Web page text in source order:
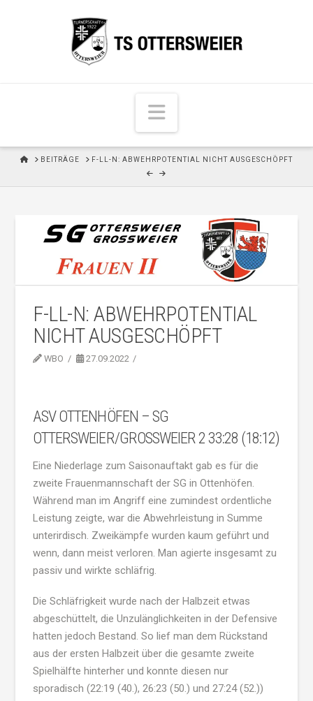
N
a
v
i
g
t
i
n
E
BEITRÄGE F-LL-N: ABWEHRPOTENTIAL NICHT AUSGESCHÖPFT
F-LL-N: ABWEHRPOTENTIAL
NICHT AUSGESCHÖPFT
WBO 27.09.2022
ASV OTTENHÖFEN – SG
OTTERSWEIER/GROSSWEIER 2 33:28 (18:12)
Eine Niederlage zum Saisonauftakt gab es für die
zweite Frauenmannschaft der SG in Ottenhöfen.
Während man im Angriff eine zumindest ordentliche
Leistung zeigte, war die Abwehrleistung in Summe
unterirdisch. Zweikämpfe wurden kaum geführt und
wenn, dann meist verloren. Man agierte insgesamt zu
passiv und wirkte schläfrig.
Die Schläfrigkeit wurde nach der Halbzeit etwas
abgeschüttelt, die Unzulänglichkeiten in der Defensive
hatten jedoch Bestand. So lief man dem Rückstand
aus der ersten Halbzeit über die gesamte zweite
Spielhälfte hinterher und konnte diesen nur
sporadisch (22:19 (40.), 26:23 (50.) und 27:24 (52.))